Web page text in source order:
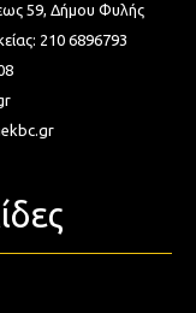
59, Δήμου Φυλής
210 6896793